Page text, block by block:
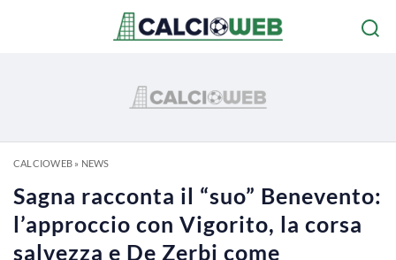
CALCIOWEB» NEWS
Sagna racconta il “suo” Benevento:
l’approccio con Vigorito, la corsa
salvezza e De Zerbi come